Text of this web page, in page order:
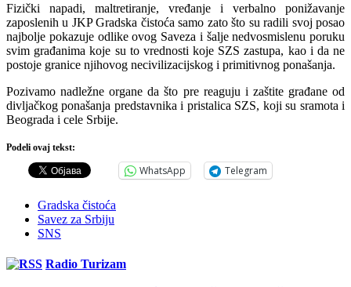
Fizički napadi, maltretiranje, vređanje i verbalno ponižavanje
zaposlenih u JKP Gradska čistoća samo zato što su radili svoj posao
najbolje pokazuje odlike ovog Saveza i šalje nedvosmislenu poruku
svim građanima koje su to vrednosti koje SZS zastupa, kao i da ne
postoje granice njihovog necivilizacijskog i primitivnog ponašanja.
Pozivamo nadležne organe da što pre reaguju i zaštite građane od
divljačkog ponašanja predstavnika i pristalica SZS, koji su sramota i
Beograda i cele Srbije.
Podeli ovaj tekst:
WhatsApp Telegram
Gradska čistoća
Savez za Srbiju
SNS
Radio Turizam